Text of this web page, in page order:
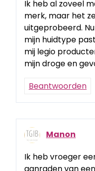
Ik heb al zoveel
merk, maar het
uitgeprobeerd.
mijn huidtype
mij legio
mijn droge en
Beantwoorden
Manon
Ik heb vroeger
aanraden van